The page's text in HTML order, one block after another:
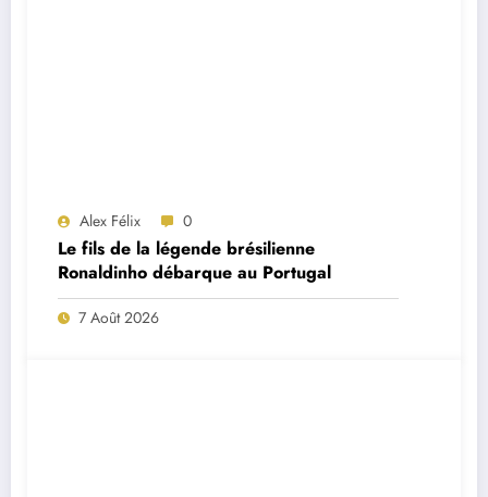
Alex Félix 0
Le fils de la légende brésilienne
Ronaldinho débarque au Portugal
7 Août 2026